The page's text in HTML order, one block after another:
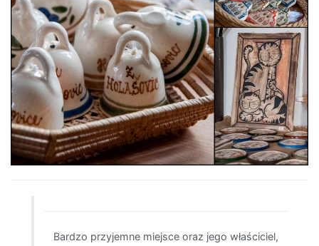
Bardzo przyjemne miejsce oraz jego właściciel,